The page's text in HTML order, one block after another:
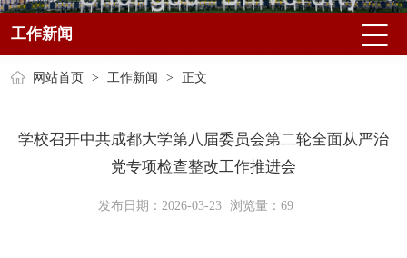
工作新闻
网站首页 > 工作新闻 > 正文
学校召开中共成都大学第八届委员会第二轮全面从严治
党专项检查整改工作推进会
发布日期：2026-03-23 浏览量： 69